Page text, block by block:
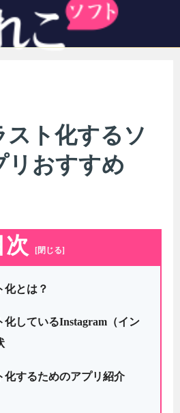
スト化するソ
リおすすめ
次 [閉じる]
化とは？
化しているInstagram（イン
化するためのアプリ紹介